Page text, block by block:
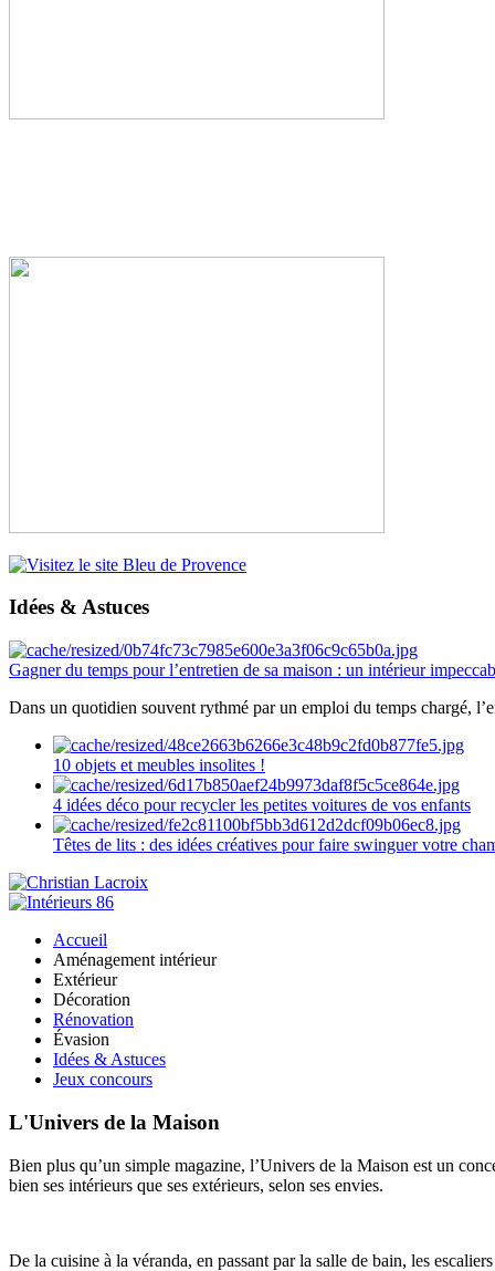
Idées & Astuces
Gagner du temps pour l’entretien de sa maison : un intérieur
Dans un quotidien souvent rythmé par un emploi du temps chargé,
10 objets et meubles insolites !
4 idées déco pour recycler les petites voitures de vos enfants
Têtes de lits : des idées créatives pour faire swinguer votre
Accueil
Aménagement intérieur
Extérieur
Décoration
Rénovation
Évasion
Idées & Astuces
Jeux concours
L'Univers de la Maison
Bien plus qu’un simple magazine, l’Univers de la Maison est un
bien ses intérieurs que ses extérieurs, selon ses envies.
De la cuisine à la véranda, en passant par la salle de bain, les